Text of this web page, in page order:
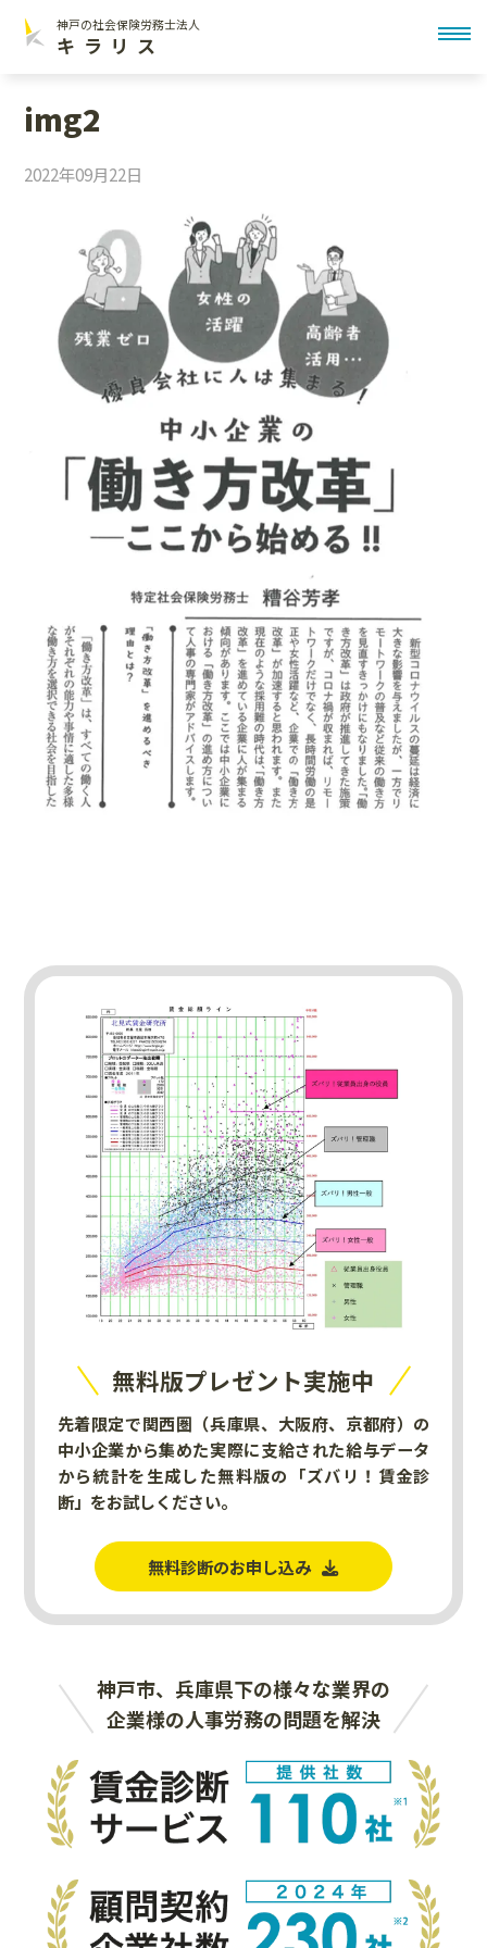
神戸の社会保険労務士法人
キラリス
img2
2022年09月22日
無料版プレゼント実施中
先着限定で関西圏（兵庫県、大阪府、京都府）の
中小企業から集めた実際に支給された給与データ
から統計を生成した無料版の「ズバリ！賃金診
断」をお試しください。
無料診断のお申し込み
神戸市、兵庫県下の様々な業界の
企業様の人事労務の問題を解決